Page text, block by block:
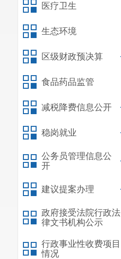
医疗卫生
生态环境
区级财政预决算
食品药品监管
减税降费信息公开
稳岗就业
公务员管理信息公
开
建议提案办理
政府接受法院行政法
律文书机构公示
行政事业性收费项目
情况